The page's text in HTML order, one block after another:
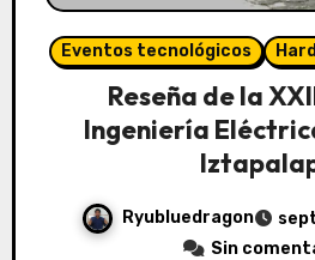
Eventos tecnológicos
Reseña de la
Ingeniería
Ryubluedragon
Sin